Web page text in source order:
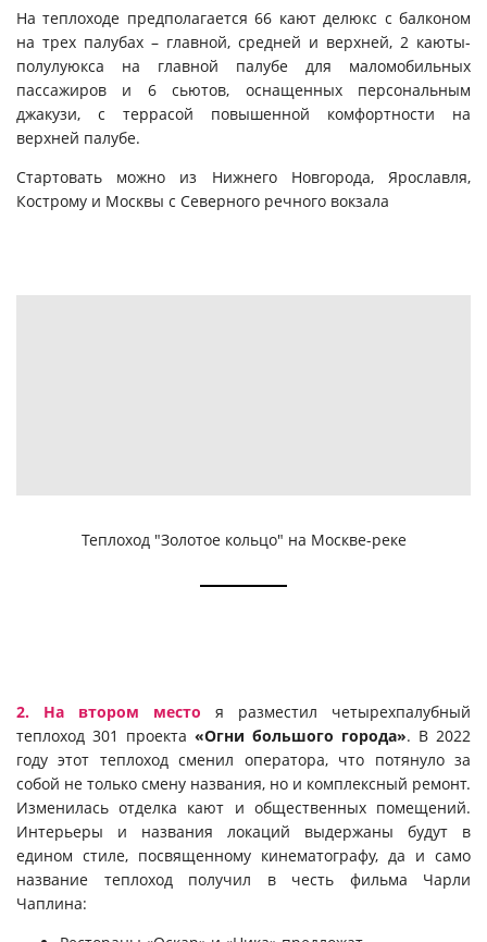
На теплоходе предполагается 66 кают делюкс с балконом
на трех палубах – главной, средней и верхней, 2 каюты-
полулуюкса на главной палубе для маломобильных
пассажиров и 6 сьютов, оснащенных персональным
джакузи, с террасой повышенной комфортности на
верхней палубе.
Стартовать можно из Нижнего Новгорода, Ярославля,
Кострому и Москвы с Северного речного вокзала
Теплоход "Золотое кольцо" на Москве-реке
2. На втором место я разместил четырехпалубный
теплоход 301 проекта «Огни большого города». В 2022
году этот теплоход сменил оператора, что потянуло за
собой не только смену названия, но и комплексный ремонт.
Изменилась отделка кают и общественных помещений.
Интерьеры и названия локаций выдержаны будут в
едином стиле, посвященному кинематографу, да и само
название теплоход получил в честь фильма Чарли
Чаплина: